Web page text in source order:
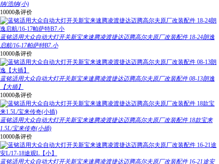
纳/浩纳(小)
10000条评价
蓝铭适用大众自动大灯开关新宝来速腾凌渡捷达迈腾高尔夫原厂改装配件 18-24朗逸
启航/16-17帕萨特B7.小
10000条评价
蓝铭适用大众自动大灯开关新宝来速腾凌渡捷达迈腾高尔夫原厂改装配件 08-13朗逸
【大插】
10000条评价
蓝铭适用大众自动大灯开关新宝来速腾凌渡捷达迈腾高尔夫原厂改装配件 18款宝来
1.5L/宝来传奇(小插)
10000条评价
蓝铭适用大众自动大灯开关新宝来速腾凌渡捷达迈腾高尔夫原厂改装配件 16-21途安